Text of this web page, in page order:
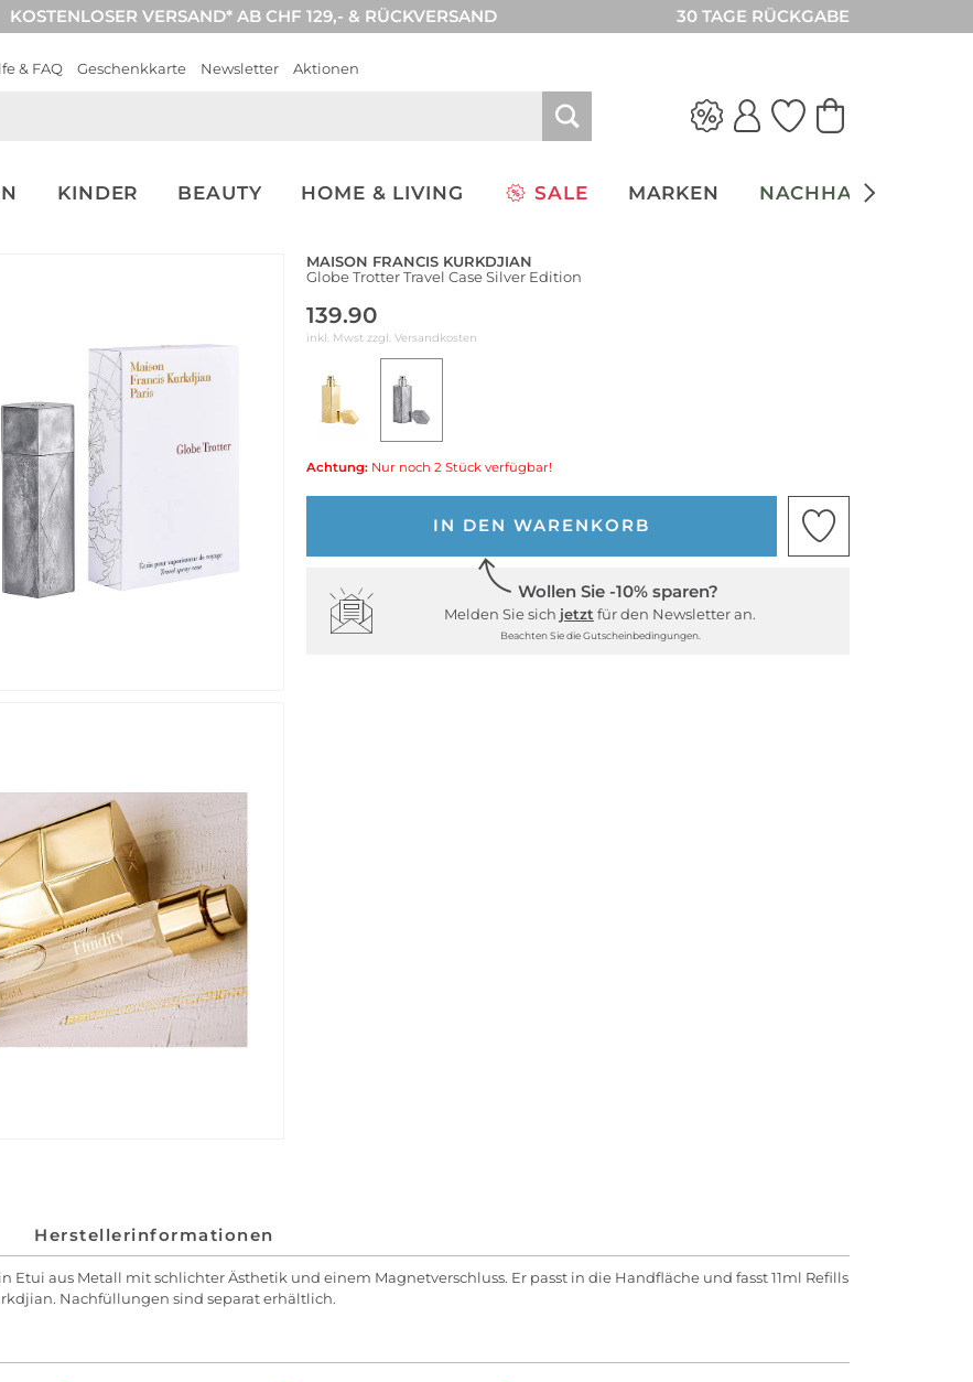
KOSTENLOSER VERSAND* AB CHF 129,- & RÜCKVERSAND 30 TAGE RÜCKGABE
& FAQ Geschenkkarte Newsletter Aktionen
KINDER BEAUTY HOME & LIVING SALE MARKEN NACHHALTIGKEIT
MAISON FRANCIS KURKDJIAN
Globe Trotter Travel Case Silver Edition
139.90
inkl. Mwst zzgl. Versandkosten
Achtung: Nur noch 2 Stück verfügbar!
IN DEN WARENKORB
Wollen Sie -10% sparen?
Melden Sie sich jetzt für den Newsletter an.
Beachten Sie die Gutscheinbedingungen.
Herstellerinformationen
Etui aus Metall mit schlichter Ästhetik und einem Magnetverschluss. Er passt in die Handfläche und fasst 11ml Refills
Nachfüllungen sind separat erhältlich.